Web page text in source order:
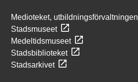
Medioteket, utbildningsförvaltningen
Stadsmuseet
Medeltidsmuseet
Stadsbiblioteket
Stadsarkivet